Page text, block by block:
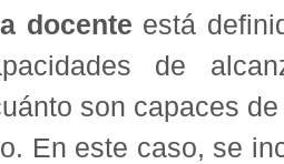
docente está
de
son capaces
En este caso, se